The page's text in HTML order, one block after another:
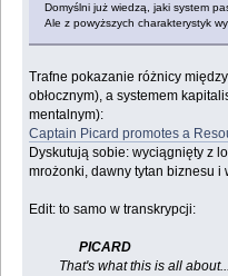
Domyślni już wiedzą, jaki system
Ale z powyższych charakterystyk
Trafne pokazanie różnicy
obłocznym), a systemem
mentalnym):
Captain Picard promotes a
Dyskutują sobie: wyciągnięty z
mrożonki, dawny tytan biznesu i
Edit: to samo w transkrypcji:
PICARD
That's what this is all about...